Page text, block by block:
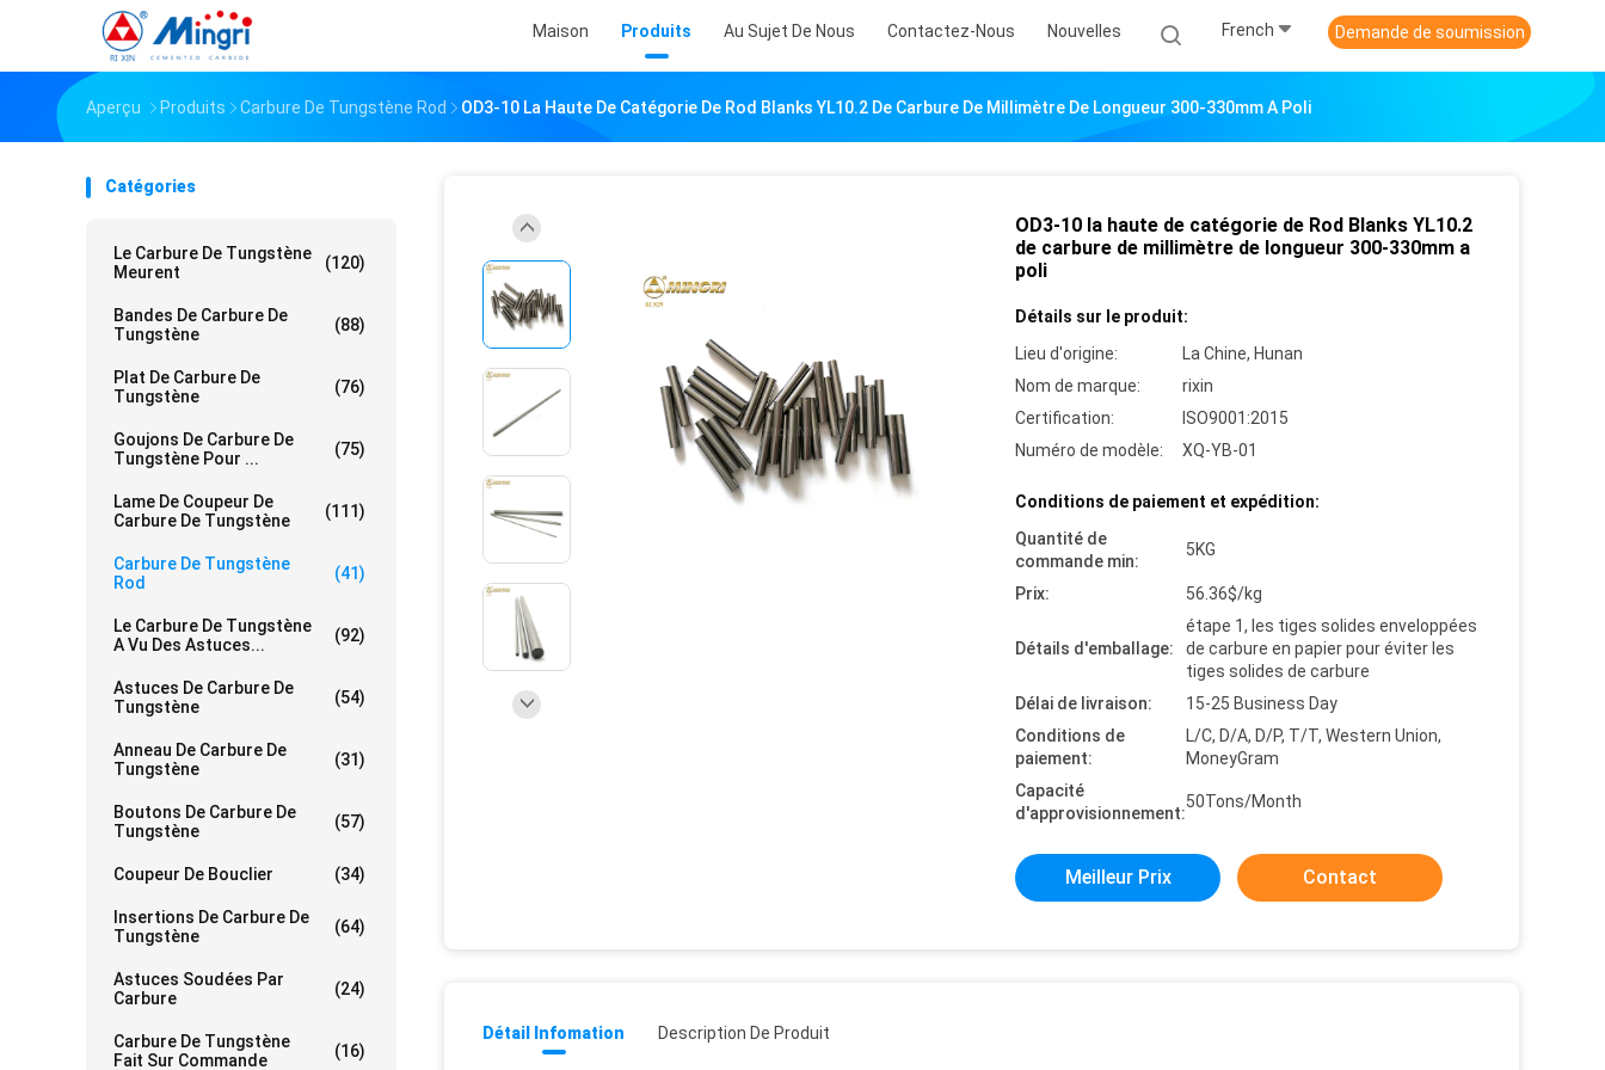
Maison Produits Au Sujet De Nous Contactez-Nous Nouvelles French Demande de soumission
Aperçu Produits Carbure De Tungstène Rod OD3-10 La Haute De Catégorie De Rod Blanks YL10.2 De Carbure De Millimètre De Longueur 300-330mm A Poli
Catégories
Le Carbure De Tungstène
Meurent
(120)
Bandes De Carbure De
Tungstène
(88)
Plat De Carbure De
Tungstène
(76)
Goujons De Carbure De
Tungstène Pour ...
(75)
Lame De Coupeur De
Carbure De Tungstène
(111)
Carbure De Tungstène
Rod
(41)
Le Carbure De Tungstène
A Vu Des Astuces...
(92)
Astuces De Carbure De
Tungstène
(54)
Anneau De Carbure De
Tungstène
(31)
Boutons De Carbure De
Tungstène
(57)
Coupeur De Bouclier (34)
Insertions De Carbure De
Tungstène
(64)
Astuces Soudées Par
Carbure
(24)
Carbure De Tungstène
Fait Sur Commande
(16)
OD3-10 la haute de catégorie de Rod Blanks YL10.2
de carbure de millimètre de longueur 300-330mm a
poli
Détails sur le produit:
Lieu d'origine:
La Chine, Hunan
Nom de marque:
rixin
Certification:
ISO9001:2015
Numéro de modèle:
XQ-YB-01
Conditions de paiement et expédition:
Quantité de
commande min:
5KG
Prix: 56.36$/kg
Détails d'emballage:
étape 1, les tiges solides enveloppées
de carbure en papier pour éviter les
tiges solides de carbure
Délai de livraison:
15-25 Business Day
Conditions de
paiement:
L/C, D/A, D/P, T/T, Western Union,
MoneyGram
Capacité
d'approvisionnement:
50Tons/Month
Meilleur Prix Contact
Détail Infomation Description De Produit